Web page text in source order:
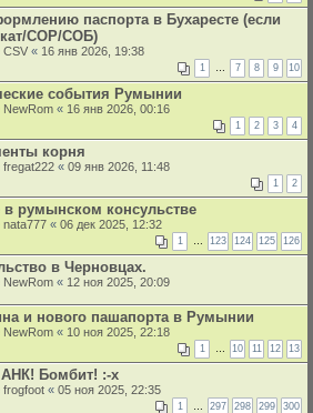
паспорта в Бухаресте (если
СОР/СОБ)
CSV « 16 янв 2026, 19:38
1 … 7 8 9 10
события Румынии
NewRom « 16 янв 2026, 00:16
1 2 3 4
корня
fregat222 « 09 янв 2026, 11:48
1 2
в румынском консульстве
nata777 « 06 дек 2025, 12:32
1 … 123 124 125 126
в Черновцах.
NewRom « 12 ноя 2025, 20:09
и нового пашапорта в Румынии
NewRom « 10 ноя 2025, 22:18
1 … 10 11 12 13
Бомбит! :-x
frogfoot « 05 ноя 2025, 22:35
1 … 297 298 299 300